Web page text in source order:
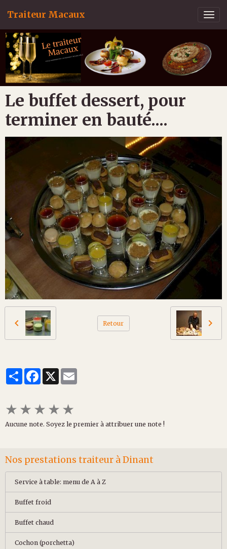
Traiteur Macaux
Le buffet dessert, pour
terminer en bauté....
Retour
PartagerFacebook
X
★★★★★
Aucune note. Soyez le premier à attribuer une note !
Nos prestations traiteur à Dinant
Service à table: menu de A à Z
Buffet froid
Buffet chaud
Cochon (porchetta)